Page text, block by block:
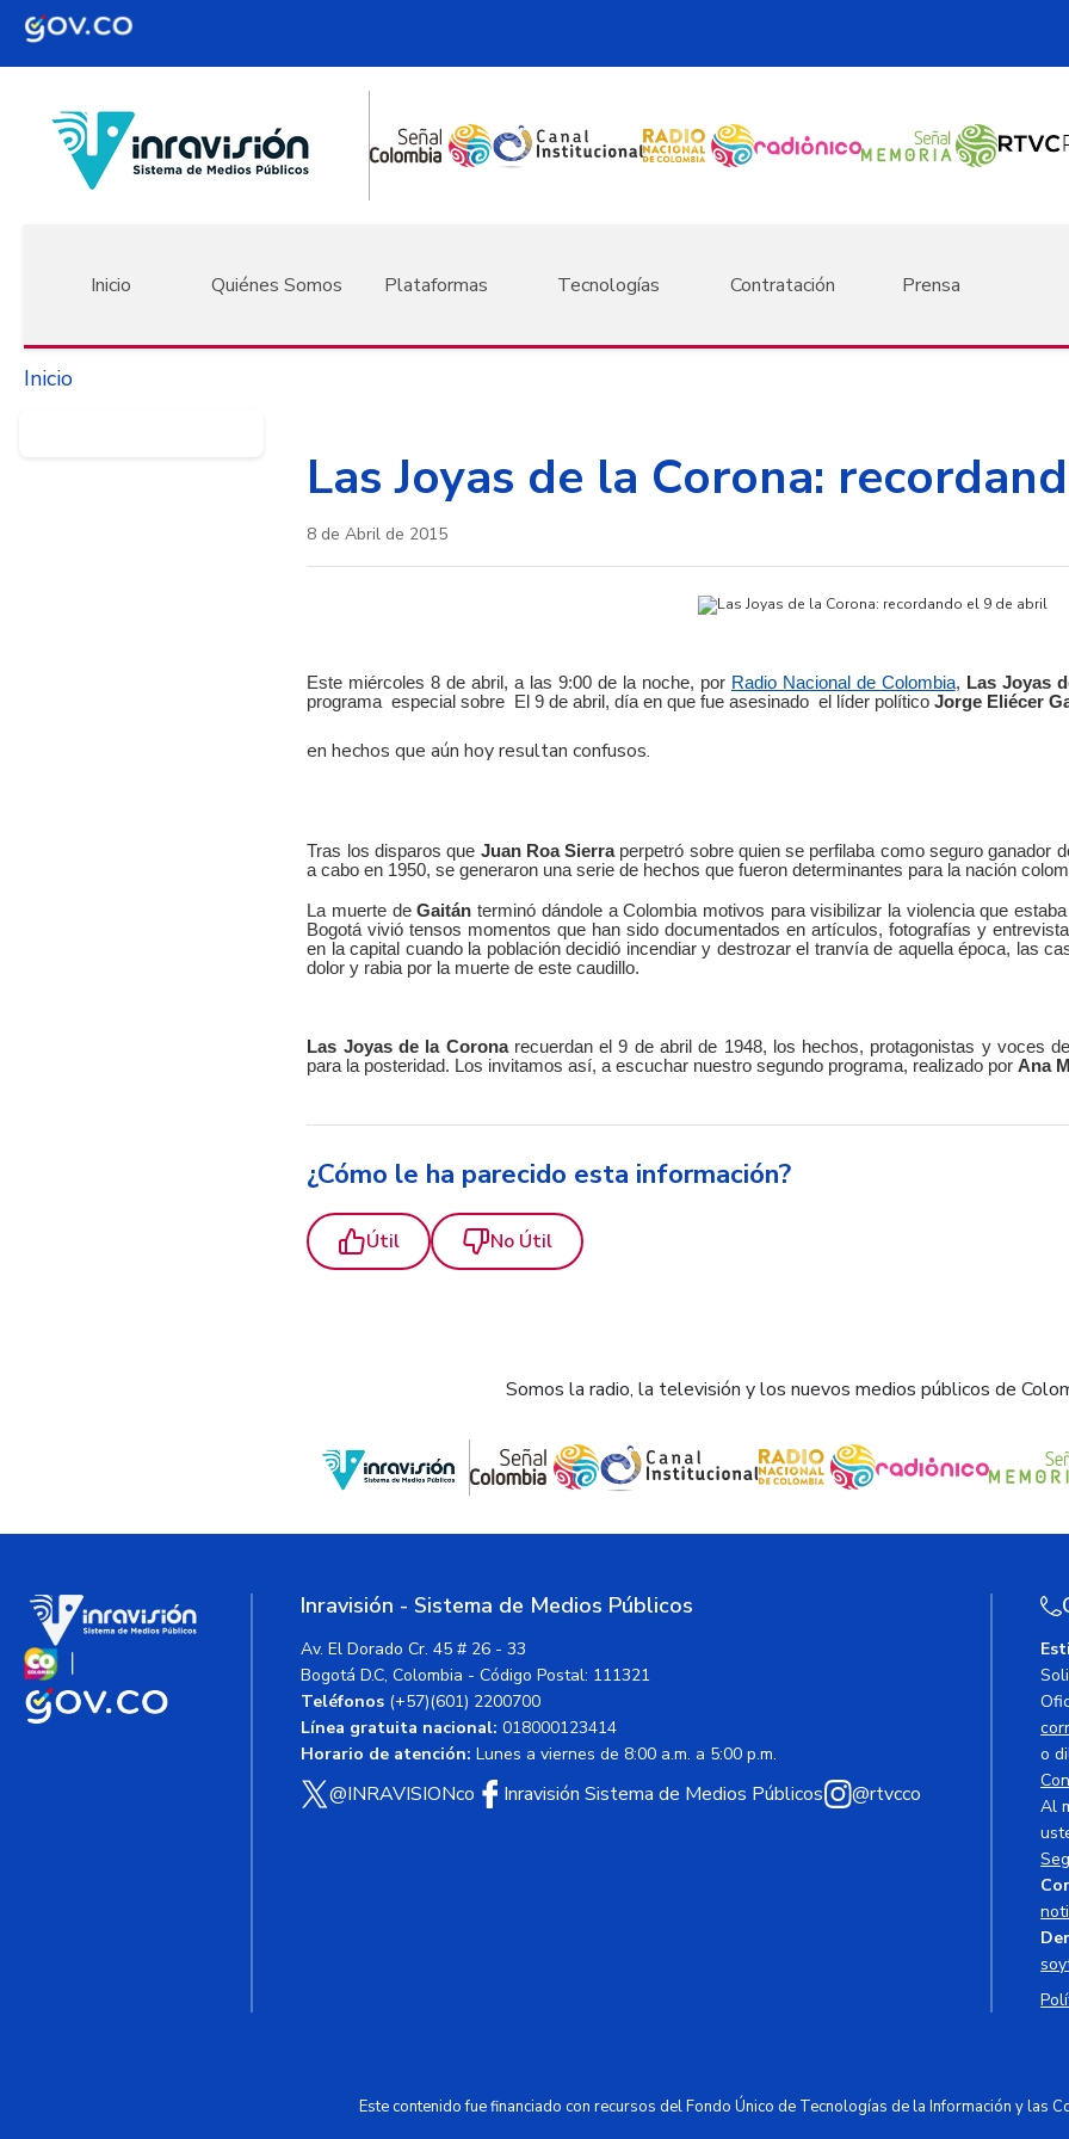
Pasar al contenido principal
Inicio Quiénes Somos Plataformas Tecnologías Contratación Prensa
Inicio
Las Joyas de la Corona:
8 de Abril de 2015
Este miércoles 8 de abril, a las 9:00 de la noche, por Radio Nacional de Colombia, Las Joyas
programa especial sobre El 9 de abril, día en que fue asesinado el líder políticoJorge Eliécer
en hechos que aún hoy resultan confusos.
Tras los disparos que Juan Roa Sierraperpetró sobre quien se perfilaba como seguro ganador
a cabo en 1950, se generaron una serie de hechos que fueron determinantes para la nación
La muerte deGaitán terminó dándole a Colombia motivos para visibilizar la violencia que
Bogotá vivió tensos momentos que han sido documentados en artículos, fotografías y
en la capital cuando la población decidió incendiar y destrozar el tranvía de aquella época, las
dolor y rabia por la muerte de este caudillo.
Las Joyas de la Coronarecuerdan el 9 de abril de 1948, los hechos, protagonistas y voces
para la posteridad. Los invitamos así, a escuchar nuestro segundo programa, realizado porAna
¿Cómo le ha parecido esta información?
Útil No Útil
Somos la radio, la televisión y los nuevos medios públicos de
Inravisión - Sistema de Medios Públicos
Av. El Dorado Cr. 45 # 26 - 33
Bogotá D.C, Colombia - Código Postal: 111321
Teléfonos (+57)(601) 2200700
Línea gratuita nacional: 018000123414
Horario de atención: Lunes a viernes de 8:00 a.m. a 5:00 p.m.
@INRAVISIONco Inravisión Sistema de Medios Públicos @rtvcco
o
Al
Este contenido fue financiado con recursos del Fondo Único de Tecnologías de la Información y las